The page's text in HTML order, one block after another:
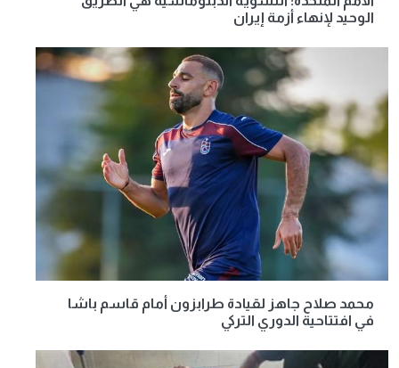
الوحيد لإنهاء أزمة إيران
محمد صلاح جاهز لقيادة طرابزون أمام قاسم باشا
في افتتاحية الدوري التركي